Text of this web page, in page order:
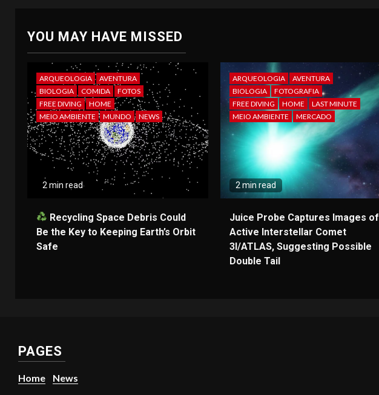
YOU MAY HAVE MISSED
ARQUEOLOGIA
AVENTURA
BIOLOGIA
COMIDA
FOTOS
FREE DIVING
HOME
MEIO AMBIENTE
MUNDO NEWS
2 min read
Recycling Space Debris Could
Be the Key to Keeping Earth’s Orbit
Safe
ARQUEOLOGIA
AVENTURA
BIOLOGIA
FOTOGRAFIA
FREE DIVING
HOME
LAST MINUTE
MEIO AMBIENTE
MERCADO
2 min read
Juice Probe Captures Images of
Active Interstellar Comet
3I/ATLAS, Suggesting Possible
Double Tail
PAGES
Home News